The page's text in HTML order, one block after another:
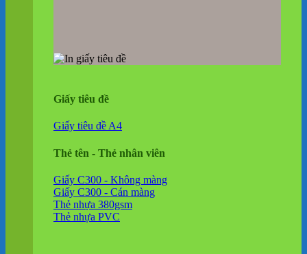
Giấy tiêu đề
Giấy tiêu đề A4
Thẻ tên - Thẻ nhân viên
Giấy C300 - Không màng
Giấy C300 - Cán màng
Thẻ nhựa 380gsm
Thẻ nhựa PVC